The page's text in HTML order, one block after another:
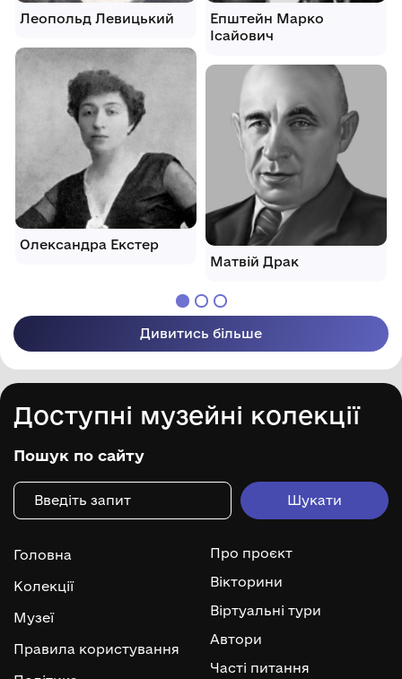
Леопольд Левицький
Олександра Екстер
Епштейн Марко
Ісайович
Матвій Драк
Дивитись більше
Доступні музейні колекції
Пошук по сайту
Головна
Колекції
Музеї
Правила користування
Про проєкт
Вікторини
Віртуальні тури
Автори
Часті питання